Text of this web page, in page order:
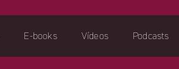
E-books Vídeos Podcasts